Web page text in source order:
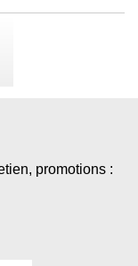
promotions :